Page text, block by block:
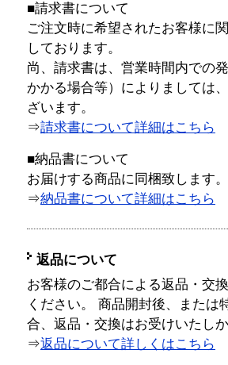
■請求書について
ご注文時に希望されたお客様に
しております。
尚、請求書は、営業時間内での
かかる場合等）によりましては
ざいます。
⇒請求書について詳細はこちら
■納品書について
お届けする商品に同梱致します。
⇒納品書について詳細はこちら
返品について
お客様のご都合による返品・交
ください。 商品開封後、または
合、返品・交換はお受けいたし
⇒返品について詳しくはこちら